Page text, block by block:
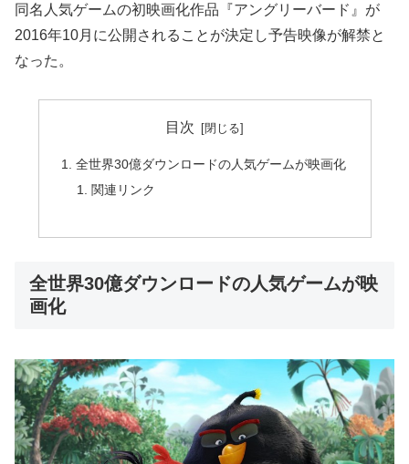
同名人気ゲームの初映画化作品『アングリーバード』が
2016年10月に公開されることが決定し予告映像が解禁と
なった。
目次
全世界30億ダウンロードの人気ゲームが映画化
関連リンク
全世界30億ダウンロードの人気ゲームが映
画化